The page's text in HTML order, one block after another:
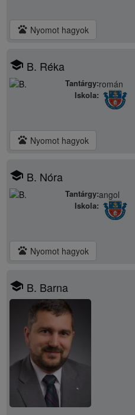
pets Nyomot hagyok
school B. Réka
Tantárgy:román
Iskola:
pets Nyomot hagyok
school B. Nóra
Tantárgy:angol
Iskola:
pets Nyomot hagyok
school B. Barna